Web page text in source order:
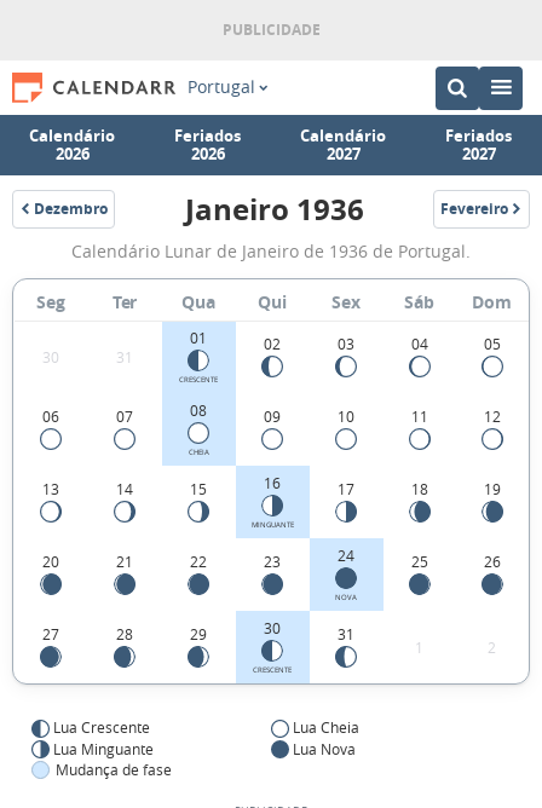
Portugal
Calendário
2026
Feriados
2026
Calendário
2027
Feriados
2027
Dezembro
1935
Fases
da
Lua
de
Janeiro
1936
Janeiro 1936 Fevereiro
1936
Calendário Lunar de Janeiro de 1936 de Portugal.
Seg Ter Qua Qui Sex Sáb Dom
30 31
01
CRESCENTE
02 03 04 05
06 07 08
CHEIA
09 10 11 12
13 14 15 16
MINGUANTE
17 18 19
20 21 22 23 24
NOVA
25 26
27 28 29 30
CRESCENTE
31
1 2
Lua Crescente
Lua Cheia
Lua Minguante
Lua Nova
Mudança de fase